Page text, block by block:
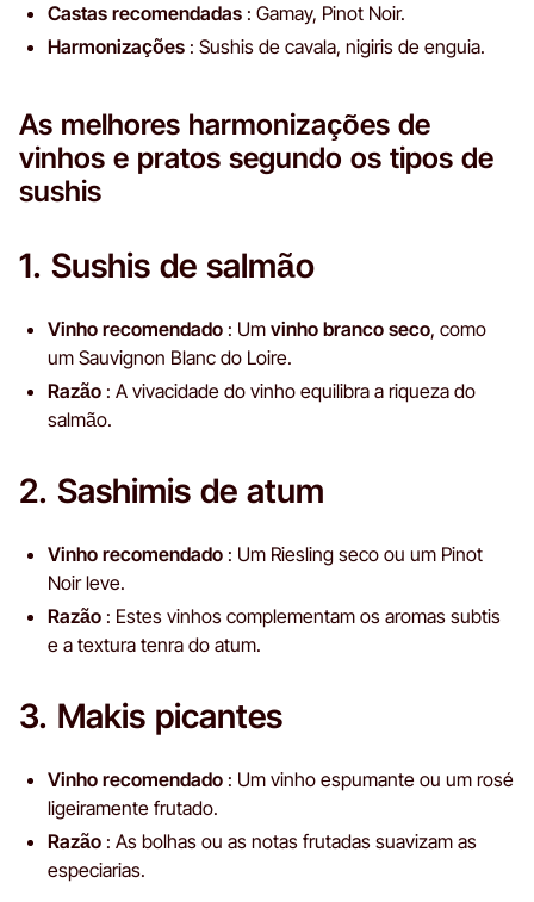
Castas recomendadas : Gamay, Pinot Noir.
Harmonizações : Sushis de cavala, nigiris de enguia.
As melhores harmonizações de
vinhos e pratos segundo os tipos de
sushis
1. Sushis de salmão
Vinho recomendado : Um vinho branco seco, como
um Sauvignon Blanc do Loire.
Razão : A vivacidade do vinho equilibra a riqueza do
salmão.
2. Sashimis de atum
Vinho recomendado : Um Riesling seco ou um Pinot
Noir leve.
Razão : Estes vinhos complementam os aromas subtis
e a textura tenra do atum.
3. Makis picantes
Vinho recomendado : Um vinho espumante ou um rosé
ligeiramente frutado.
Razão : As bolhas ou as notas frutadas suavizam as
especiarias.